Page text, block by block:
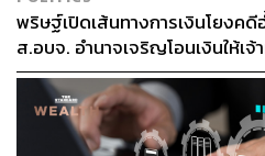
พริษฐ์เปิดเส้นทางการเงินโยงค
ส.อบจ. อำนาจเจริญโอนเงินให้เ